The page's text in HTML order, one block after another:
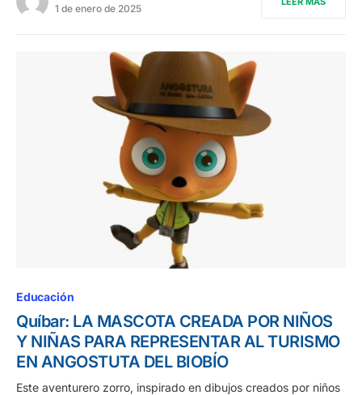
1 de enero de 2025
Educación
Quíbar: LA MASCOTA CREADA POR NIÑOS
Y NIÑAS PARA REPRESENTAR AL TURISMO
EN ANGOSTUTA DEL BIOBÍO
Este aventurero zorro, inspirado en dibujos creados por niños